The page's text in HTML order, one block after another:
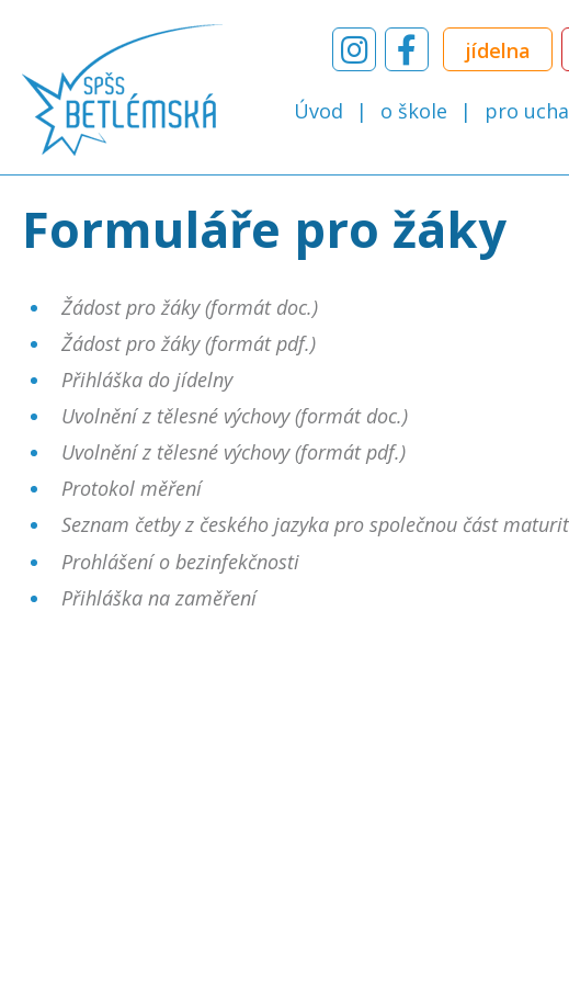
Úvod o škole pro
jídelna
Formuláře pro žáky
Žádost pro žáky (formát doc.)
Žádost pro žáky (formát pdf.)
Přihláška do jídelny
Uvolnění z tělesné výchovy (formát doc.)
Uvolnění z tělesné výchovy (formát pdf.)
Protokol měření
Seznam četby z českého jazyka pro společnou část
Prohlášení o bezinfekčnosti
Přihláška na zaměření